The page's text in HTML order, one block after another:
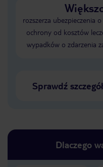
rozszerza ubezpieczenia
ochrony od kosztów
wypadków o zdarzenia
Sprawdź
Dlaczego